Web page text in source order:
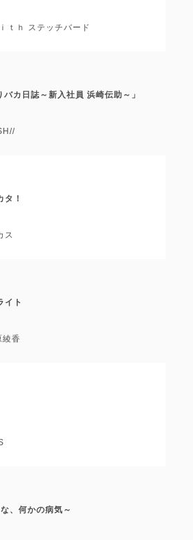
ｔｈ ステッチバード
カ日誌～新入社員 浜崎伝助～」
！
ス
イト
香
、何かの病気～